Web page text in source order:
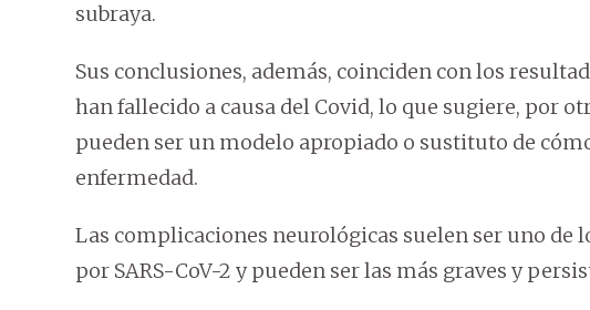
subraya.
Sus conclusiones, además, coinciden con los
han fallecido a causa del Covid, lo que sugiere, por
pueden ser un modelo apropiado o sustituto de
enfermedad.
Las complicaciones neurológicas suelen ser uno de
por SARS-CoV-2 y pueden ser las más graves y